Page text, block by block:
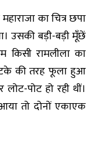
का चित्र छपा
उसकी बड़ी-बड़ी मूँछें
किसी रामलीला का
की तरह फूला हुआ
पोट हो रही थीं।
तो दोनों एकाएक